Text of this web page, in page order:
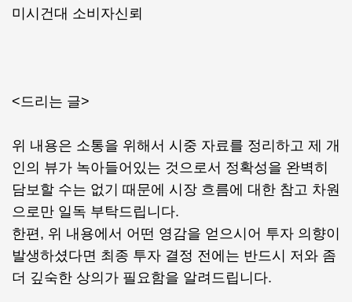
미시건대 소비자신뢰
<드리는 글>
위 내용은 소통을 위해서 시중 자료를 정리하고 제 개
인의 뷰가 녹아들어있는 것으로서 정확성을 완벽히
담보할 수는 없기 때문에 시장 흐름에 대한 참고 차원
으로만 일독 부탁드립니다.
한편, 위 내용에서 어떤 영감을 얻으시어 투자 의향이
발생하셨다면 최종 투자 결정 전에는 반드시 저와 좀
더 깊숙한 상의가 필요함을 알려드립니다.